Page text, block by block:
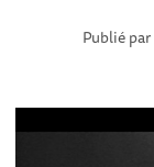
Publié par